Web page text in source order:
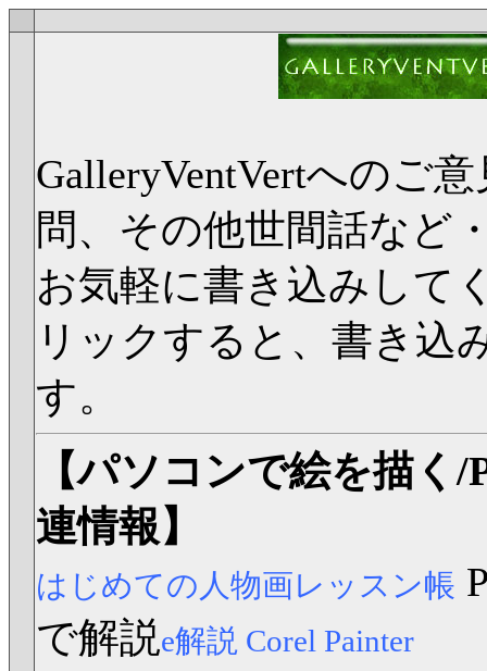
GalleryVentVertへのご
問、その他世間話など
お気軽に書き込みして
リックすると、書き込
す。
【パソコンで絵を描く
連情報】
はじめての人物画レッスン帳
で解説e解説 Corel Painter